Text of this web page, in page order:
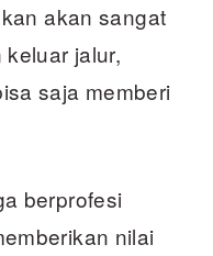
akan sangat
jalur,
saja memberi
berprofesi
nilai